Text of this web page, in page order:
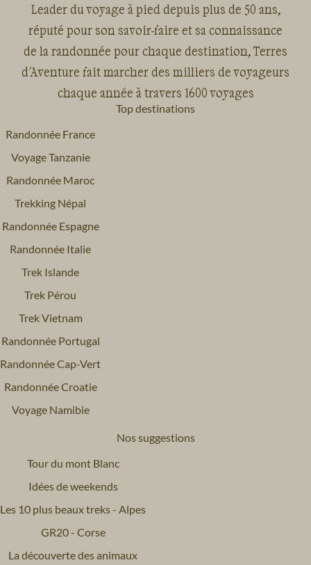
Leader du voyage à pied depuis plus de 50 ans,
réputé pour son savoir-faire et sa connaissance
de la randonnée pour chaque destination, Terres
d'Aventure fait marcher des milliers de voyageurs
chaque année à travers 1600 voyages
Top destinations
Randonnée France
Voyage Tanzanie
Randonnée Maroc
Trekking Népal
Randonnée Espagne
Randonnée Italie
Trek Islande
Trek Pérou
Trek Vietnam
Randonnée Portugal
Randonnée Cap-Vert
Randonnée Croatie
Voyage Namibie
Nos suggestions
Tour du mont Blanc
Idées de weekends
Les 10 plus beaux treks - Alpes
GR20 - Corse
La découverte des animaux